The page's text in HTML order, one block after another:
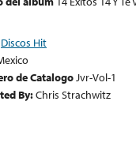
Discos Hit
de CatalogoJvr-Vol-1
By:Chris Strachwitz